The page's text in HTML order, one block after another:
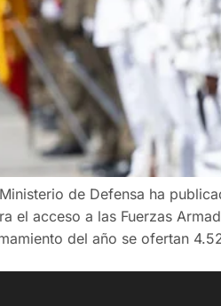
de Defensa ha
el acceso a las Fuerzas
del año se ofertan